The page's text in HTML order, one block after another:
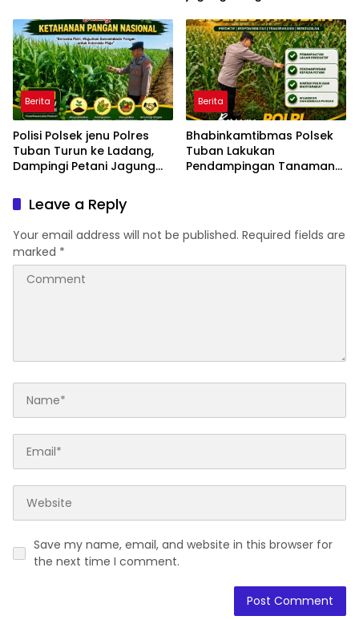
Berita
Polisi Polsek jenu Polres
Tuban Turun ke Ladang,
Dampingi Petani Jagung
Berita
Bhabinkamtibmas Polsek
Tuban Lakukan
Pendampingan Tanaman
Leave a Reply
Your email address will not be published. Required fields are
marked *
Save my name, email, and website in this browser for
the next time I comment.